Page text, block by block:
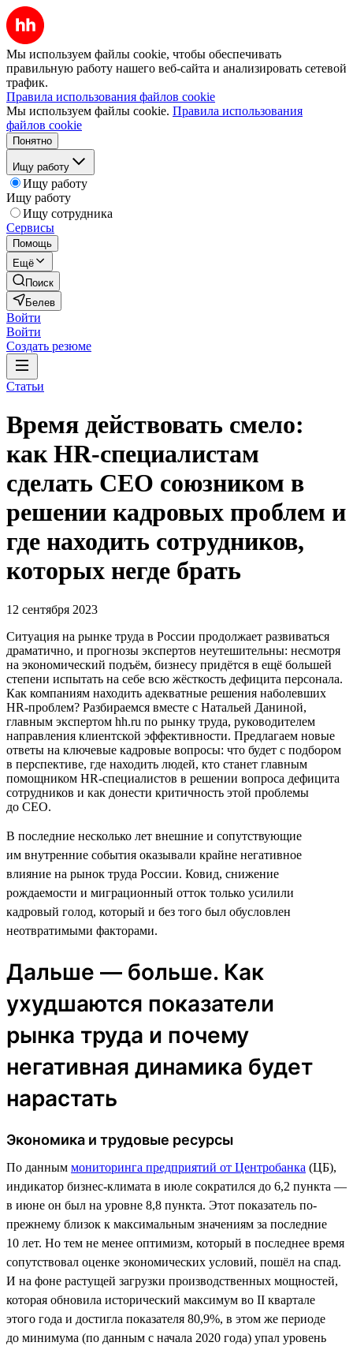
Мы используем файлы cookie, чтобы обеспечивать
правильную работу нашего веб-сайта и анализировать сетевой
трафик.
Правила использования файлов cookie
Мы используем файлы cookie. Правила использования
файлов cookie
Понятно
Ищу работу
Ищу работу
Ищу работу
Ищу сотрудника
Сервисы
Помощь
Ещё
Поиск
Белев
Войти
Войти
Создать резюме
Статьи
Время действовать смело:
как HR-специалистам
сделать CEO союзником в
решении кадровых проблем и
где находить сотрудников,
которых негде брать
12 сентября 2023
Ситуация на рынке труда в России продолжает развиваться
драматично, и прогнозы экспертов неутешительны: несмотря
на экономический подъём, бизнесу придётся в ещё большей
степени испытать на себе всю жёсткость дефицита персонала.
Как компаниям находить адекватные решения наболевших
HR-проблем? Разбираемся вместе с Натальей Даниной,
главным экспертом hh.ru по рынку труда, руководителем
направления клиентской эффективности. Предлагаем новые
ответы на ключевые кадровые вопросы: что будет с подбором
в перспективе, где находить людей, кто станет главным
помощником HR-специалистов в решении вопроса дефицита
сотрудников и как донести критичность этой проблемы
до CEO.
В последние несколько лет внешние и сопутствующие
им внутренние события оказывали крайне негативное
влияние на рынок труда России. Ковид, снижение
рождаемости и миграционный отток только усилили
кадровый голод, который и без того был обусловлен
неотвратимыми факторами.
Дальше — больше. Как
ухудшаются показатели
рынка труда и почему
негативная динамика будет
нарастать
Экономика и трудовые ресурсы
По данным мониторинга предприятий от Центробанка (ЦБ),
индикатор бизнес-климата в июле сократился до 6,2 пункта —
в июне он был на уровне 8,8 пункта. Этот показатель по-
прежнему близок к максимальным значениям за последние
10 лет. Но тем не менее оптимизм, который в последнее время
сопутствовал оценке экономических условий, пошёл на спад.
И на фоне растущей загрузки производственных мощностей,
которая обновила исторический максимум во II квартале
этого года и достигла показателя 80,9%, в этом же периоде
до минимума (по данным с начала 2020 года) упал уровень